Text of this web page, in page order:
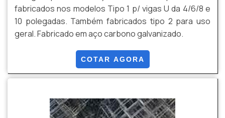
fabricados nos modelos Tipo 1 p/ vigas U da 4/6/8 e
10 polegadas. Também fabricados tipo 2 para uso
geral. Fabricado em aço carbono galvanizado.
COTAR AGORA